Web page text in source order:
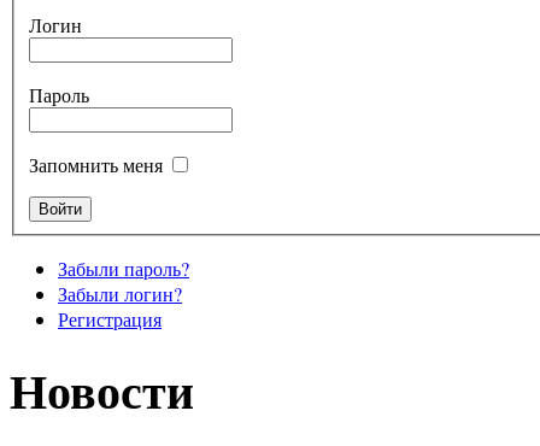
Логин
Пароль
Запомнить меня
Забыли пароль?
Забыли логин?
Регистрация
Новости